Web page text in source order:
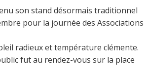
son stand désormais traditionnel
pour la journée des Associations
radieux et température clémente.
fut au rendez-vous sur la place